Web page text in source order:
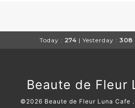
Today : 274 | Yesterday : 308
Beaute de Fleur
©2026 Beaute de Fleur Luna Cafe